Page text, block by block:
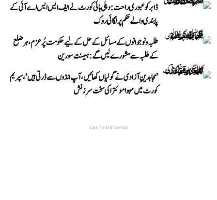
ڈابر کو عبوری راحت: دہلی ہائی کورٹ نے ایف ایس ایس اے آئی کے
پابندی والے حکم پر لگائی روک
طلبہ و نوجوانوں کے مسائل کے حل کے لیے حکومت پُرعزم، ہر ضلع
کے طلبہ سے مشورے لیں گے: ہیمنت سورین
’مجاہدینِ آزادی نے گولیاں کھائیں، آپ انڈوں سے ڈرتی ہیں‘، سپریم
کورٹ میں مہوا موئترا کی سخت سرزنش
ADVERTISEMENT